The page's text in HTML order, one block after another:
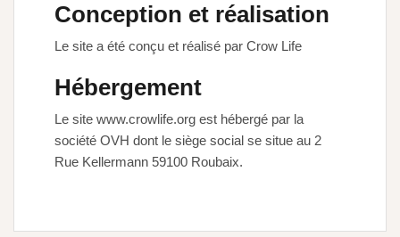
Conception et réalisation
Le site a été conçu et réalisé par Crow Life
Hébergement
Le site www.crowlife.org est hébergé par la
société OVH dont le siège social se situe au 2
Rue Kellermann 59100 Roubaix.